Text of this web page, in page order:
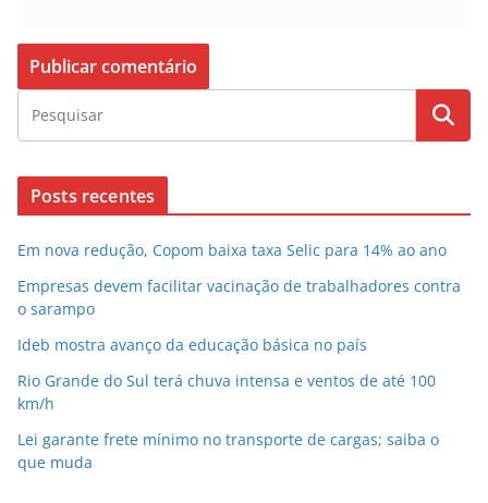
Posts recentes
Em nova redução, Copom baixa taxa Selic para 14% ao ano
Empresas devem facilitar vacinação de trabalhadores contra
o sarampo
Ideb mostra avanço da educação básica no país
Rio Grande do Sul terá chuva intensa e ventos de até 100
km/h
Lei garante frete mínimo no transporte de cargas; saiba o
que muda